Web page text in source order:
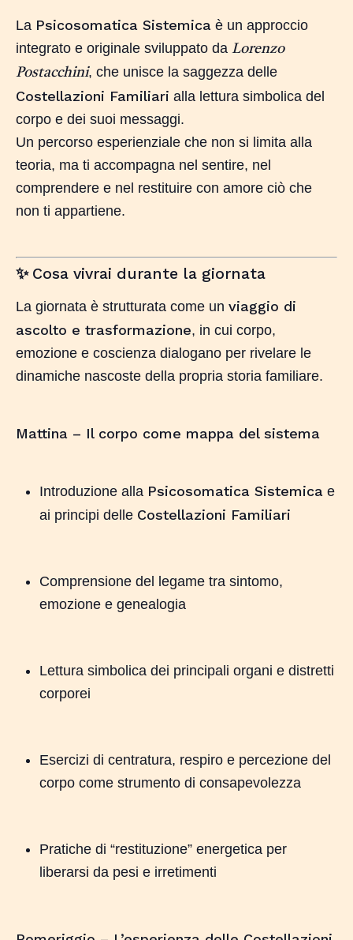
La Psicosomatica Sistemica è un approccio
integrato e originale sviluppato da Lorenzo
Postacchini, che unisce la saggezza delle
Costellazioni Familiari alla lettura simbolica del
corpo e dei suoi messaggi.
Un percorso esperienziale che non si limita alla
teoria, ma ti accompagna nel sentire, nel
comprendere e nel restituire con amore ciò che
non ti appartiene.
✨ Cosa vivrai durante la giornata
La giornata è strutturata come un viaggio di
ascolto e trasformazione, in cui corpo,
emozione e coscienza dialogano per rivelare le
dinamiche nascoste della propria storia familiare.
Mattina – Il corpo come mappa del sistema
Introduzione alla Psicosomatica Sistemica e
ai principi delle Costellazioni Familiari
Comprensione del legame tra sintomo,
emozione e genealogia
Lettura simbolica dei principali organi e distretti
corporei
Esercizi di centratura, respiro e percezione del
corpo come strumento di consapevolezza
Pratiche di “restituzione” energetica per
liberarsi da pesi e irretimenti